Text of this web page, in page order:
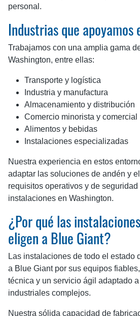
personal.
Industrias que apoyamos
Trabajamos con una amplia gama
Washington, entre ellas:
Transporte y logística
Industria y manufactura
Almacenamiento y distribución
Comercio minorista y comercial
Alimentos y bebidas
Instalaciones especializadas
Nuestra experiencia en estos
adaptar las soluciones de andén y
requisitos operativos y de
instalaciones en Washington.
¿Por qué las
eligen a Blue Giant?
Las instalaciones de todo el estado
a Blue Giant por sus equipos
técnica y un servicio ágil adaptado
industriales complejos.
Nuestra sólida capacidad de